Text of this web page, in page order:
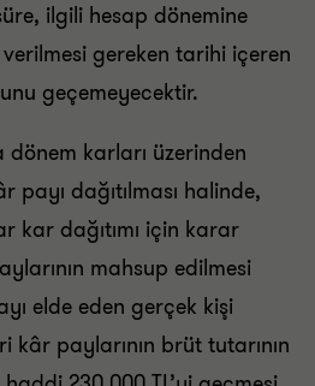
ilgili hesap dönemine
gereken tarihi içeren
geçemeyecektir.
dönem karları üzerinden
payı dağıtılması halinde,
kar dağıtımı için karar
mahsup edilmesi
elde eden gerçek kişi
kâr paylarının brüt tutarının